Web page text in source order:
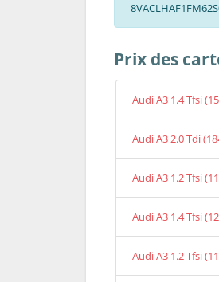
Prix des
Audi A3 1.4 Tfsi
Audi A3 2.0 Tdi
Audi A3 1.2 Tfsi
Audi A3 1.4 Tfsi
Audi A3 1.2 Tfsi